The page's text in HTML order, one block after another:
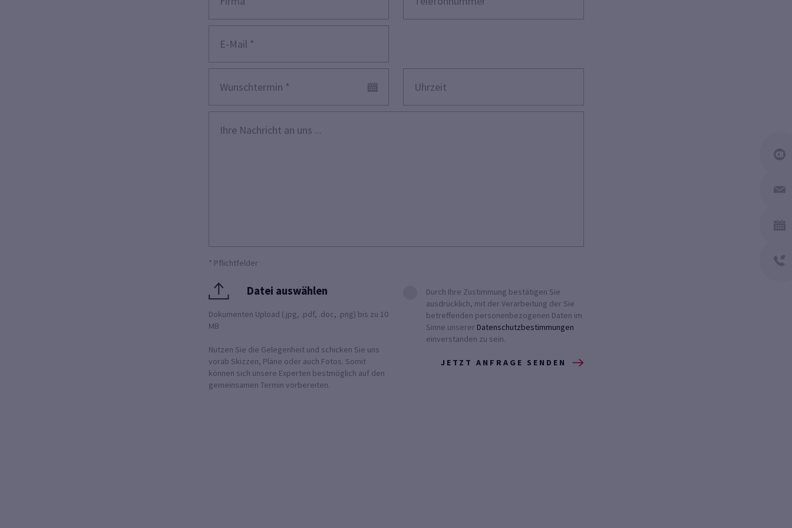
* Pflichtfelder
Datei auswählen
Dokumenten Upload (.jpg, .pdf, .doc, .png) bis zu 10
MB
Nutzen Sie die Gelegenheit und schicken Sie uns
vorab Skizzen, Pläne oder auch Fotos. Somit
können sich unsere Experten bestmöglich auf den
gemeinsamen Termin vorbereiten.
Durch Ihre Zustimmung bestätigen Sie
ausdrücklich, mit der Verarbeitung der Sie
betreffenden personenbezogenen Daten im
Sinne unserer Datenschutzbestimmungen
einverstanden zu sein.
JETZT ANFRAGE SENDEN